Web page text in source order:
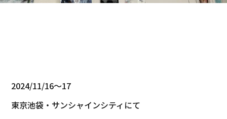
2024/11/16～17
東京池袋・サンシャインシティにて